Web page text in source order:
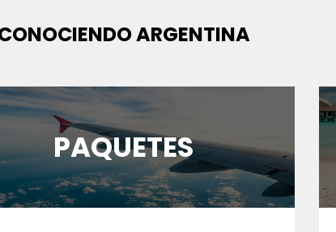
ARGENTINA
PAQUETES